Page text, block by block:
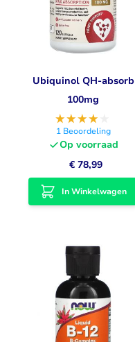
Ubiquinol QH-absorb
100mg
1 Beoordeling
Op voorraad
€ 78,99
In Winkelwagen